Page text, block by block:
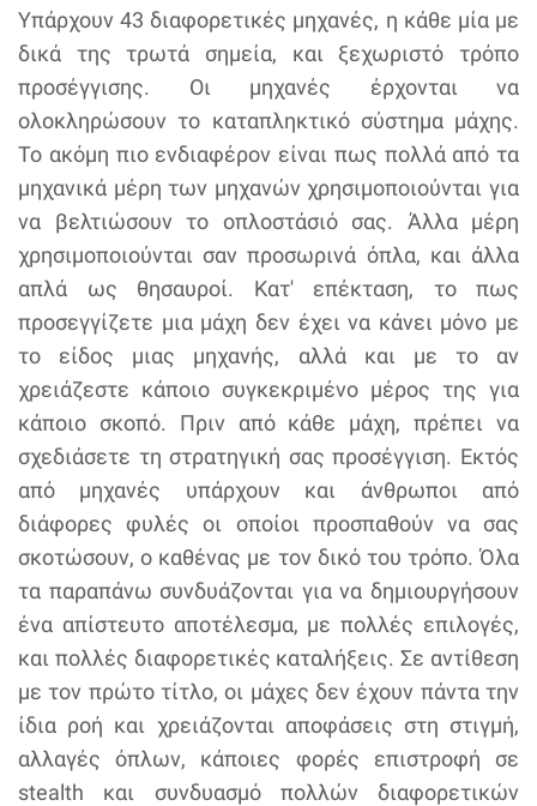
Υπάρχουν 43 διαφορετικές μηχανές, η κάθε μία με
δικά της τρωτά σημεία, και ξεχωριστό τρόπο
προσέγγισης. Οι μηχανές έρχονται να
ολοκληρώσουν το καταπληκτικό σύστημα μάχης.
Το ακόμη πιο ενδιαφέρον είναι πως πολλά από τα
μηχανικά μέρη των μηχανών χρησιμοποιούνται για
να βελτιώσουν το οπλοστάσιό σας. Άλλα μέρη
χρησιμοποιούνται σαν προσωρινά όπλα, και άλλα
απλά ως θησαυροί. Κατ' επέκταση, το πως
προσεγγίζετε μια μάχη δεν έχει να κάνει μόνο με
το είδος μιας μηχανής, αλλά και με το αν
χρειάζεστε κάποιο συγκεκριμένο μέρος της για
κάποιο σκοπό. Πριν από κάθε μάχη, πρέπει να
σχεδιάσετε τη στρατηγική σας προσέγγιση. Εκτός
από μηχανές υπάρχουν και άνθρωποι από
διάφορες φυλές οι οποίοι προσπαθούν να σας
σκοτώσουν, ο καθένας με τον δικό του τρόπο. Όλα
τα παραπάνω συνδυάζονται για να δημιουργήσουν
ένα απίστευτο αποτέλεσμα, με πολλές επιλογές,
και πολλές διαφορετικές καταλήξεις. Σε αντίθεση
με τον πρώτο τίτλο, οι μάχες δεν έχουν πάντα την
ίδια ροή και χρειάζονται αποφάσεις στη στιγμή,
αλλαγές όπλων, κάποιες φορές επιστροφή σε
stealth και συνδυασμό πολλών διαφορετικών